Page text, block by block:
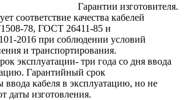
изготовителя.
соответствие качества кабелей
78, ГОСТ 26411-85 и
2016 при соблюдении условий
и транспортирования.
эксплуатации- три года со дня ввода
Гарантийный срок
ввода кабеля в эксплуатацию, но не
даты изготовления.